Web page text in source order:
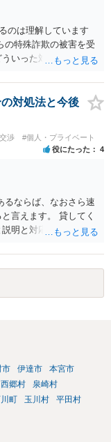
のは理解しています
の特殊詐欺の被害を受
いった対処が必要で
なく旦那さんの行為
わず穏便に和解する
。相談者さんも１０
和解したいと言われ
思われるのではない
で支払額が下がること
費用かけるならその
考えてみましょう。
対処法と今後
渉 #個人・プライベート
役にたった 4
るならば、なおさら速
言えます。 貸してく
明と対応を行ってい
市 伊達市
本宮市
西郷村
泉崎村
町 玉川村
平田村